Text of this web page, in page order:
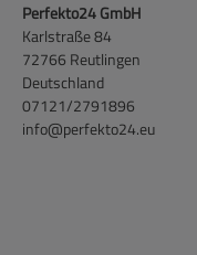
Perfekto24 GmbH
Karlstraße 84
72766 Reutlingen
Deutschland
07121/2791896
info@perfekto24.eu